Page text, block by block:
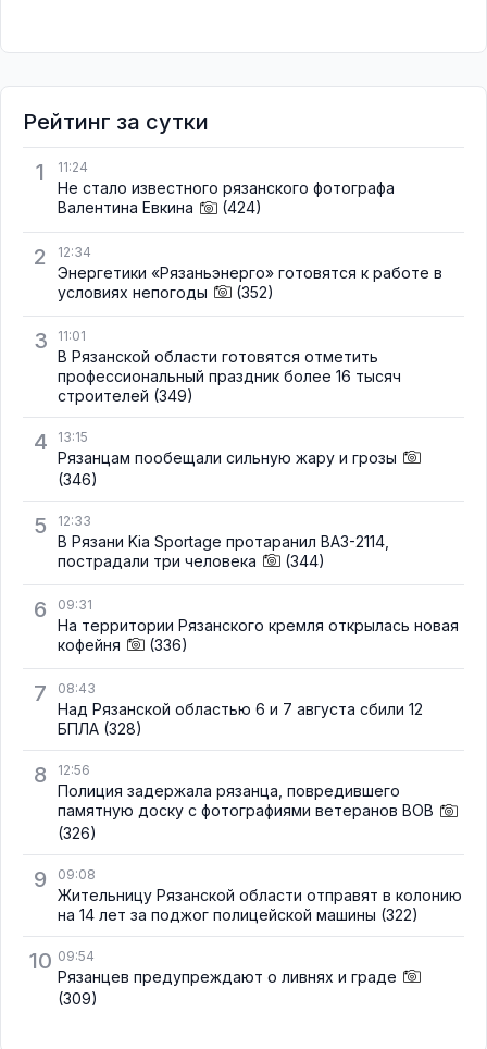
Рейтинг за сутки
1
11:24
Не стало известного рязанского фотографа
Валентина Евкина
(424)
2 12:34
Энергетики «Рязаньэнерго» готовятся к работе в
условиях непогоды
(352)
3 11:01
В Рязанской области готовятся отметить
профессиональный праздник более 16 тысяч
строителей (349)
4 13:15
Рязанцам пообещали сильную жару и грозы
(346)
5 12:33
В Рязани Kia Sportage протаранил ВАЗ-2114,
пострадали три человека
(344)
6 09:31
На территории Рязанского кремля открылась новая
кофейня
(336)
7 08:43
Над Рязанской областью 6 и 7 августа сбили 12
БПЛА (328)
8 12:56
Полиция задержала рязанца, повредившего
памятную доску с фотографиями ветеранов ВОВ
(326)
9 09:08
Жительницу Рязанской области отправят в колонию
на 14 лет за поджог полицейской машины (322)
10 09:54
Рязанцев предупреждают о ливнях и граде
(309)